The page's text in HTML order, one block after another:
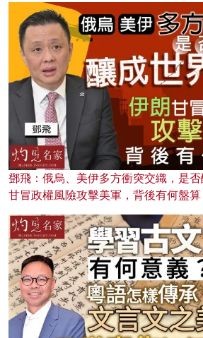
鄧飛：俄烏、美伊多方衝突交織，是
甘冒政權風險攻擊美軍，背後有何盤算